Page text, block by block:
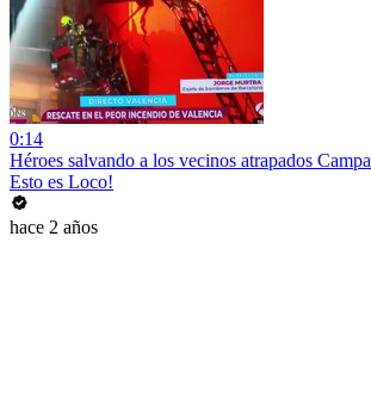
0:14
Héroes salvando a los vecinos atrapados
Esto es Loco!
hace 2 años